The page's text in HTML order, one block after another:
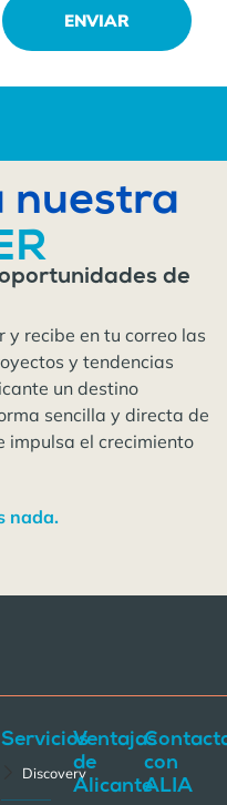
ENVIAR
nuestra
de
recibe en tu correo las
y tendencias
un destino
sencilla y directa de
impulsa el crecimiento
nada.
Servicios
Discovery
Ventajas
de
Alicante
con
ALIA